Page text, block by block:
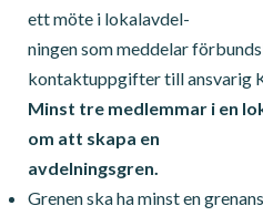
ett möte i lokalavdel-
ningen som meddelar
kontaktuppgifter till ansvarig
Minst tre medlemmar i en
om att skapa en
avdelningsgren.
Grenen ska ha minst en